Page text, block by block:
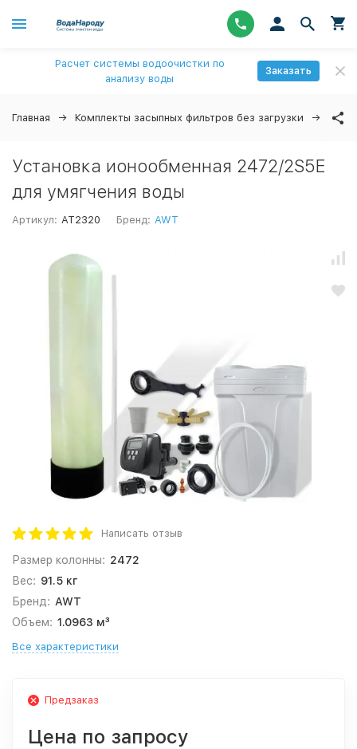
Расчет системы водоочистки по
анализу воды
Заказать
Главная Комплекты засыпных фильтров без загрузки
Установка ионообменная 2472/2S5E
для умягчения воды
Артикул: AT2320 Бренд: AWT
Написать отзыв
Размер колонны: 2472
Вес: 91.5 кг
Бренд: AWT
Объем: 1.0963 м³
Все характеристики
Предзаказ
Цена по запросу